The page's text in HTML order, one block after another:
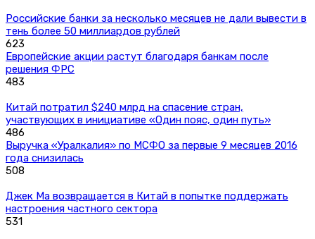
Российские банки за несколько месяцев не дали вывести в
тень более 50 миллиардов рублей
623
Европейские акции растут благодаря банкам после
решения ФРС
483
Китай потратил $240 млрд на спасение стран,
участвующих в инициативе «Один пояс, один путь»
486
Выручка «Уралкалия» по МСФО за первые 9 месяцев 2016
года снизилась
508
Джек Ма возвращается в Китай в попытке поддержать
настроения частного сектора
531